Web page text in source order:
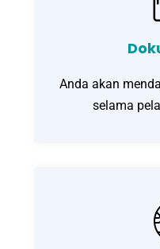
Anda akan
selama